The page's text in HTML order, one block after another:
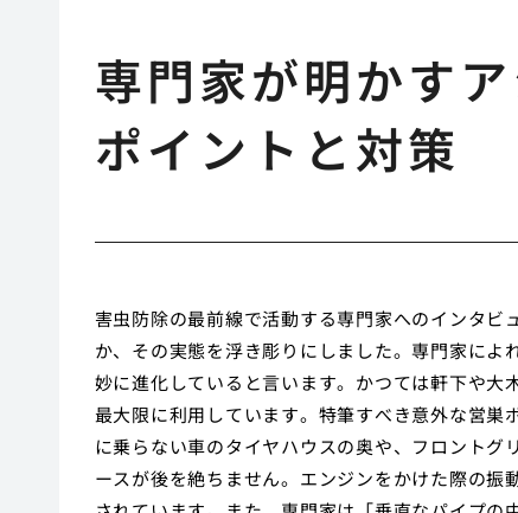
専門家が明かす
ポイントと対策
害虫防除の最前線で活動する専門家へのインタ
か、その実態を浮き彫りにしました。専門家に
妙に進化していると言います。かつては軒下や
最大限に利用しています。特筆すべき意外な営
に乗らない車のタイヤハウスの奥や、フロント
ースが後を絶ちません。エンジンをかけた際の